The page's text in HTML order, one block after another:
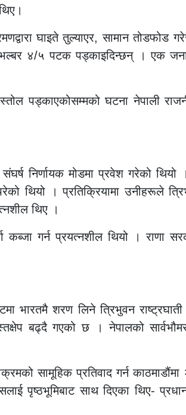
घाइते तुल्याएर, सामान तोडफोड
४/५ पटक पड्काइदिन्छन् । एक
पड्काएकोसम्मको घटना नेपाली
निर्णायक मोडमा प्रवेश गरेको थियो
थियो । प्रतिक्रियामा उनीहरूले
थिए ।
कब्जा गर्न प्रयत्नशील थियो । राणा
भारतमै शरण लिने त्रिभुवन
बढ्दै गएको छ । नेपालको
सामूहिक प्रतिवाद गर्न
पृष्ठभूमिबाट साथ दिएका थिए-